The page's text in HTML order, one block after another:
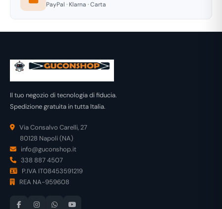
PayPal · Klarna · Carta
Il tuo negozio di tecnologia di fiducia.
Spedizione gratuita in tutta Italia.
Via Consalvo Carelli, 27
80128 Napoli (NA)
info@guconshop.it
338 887 4507
P.IVA IT08453591219
REA NA-959608